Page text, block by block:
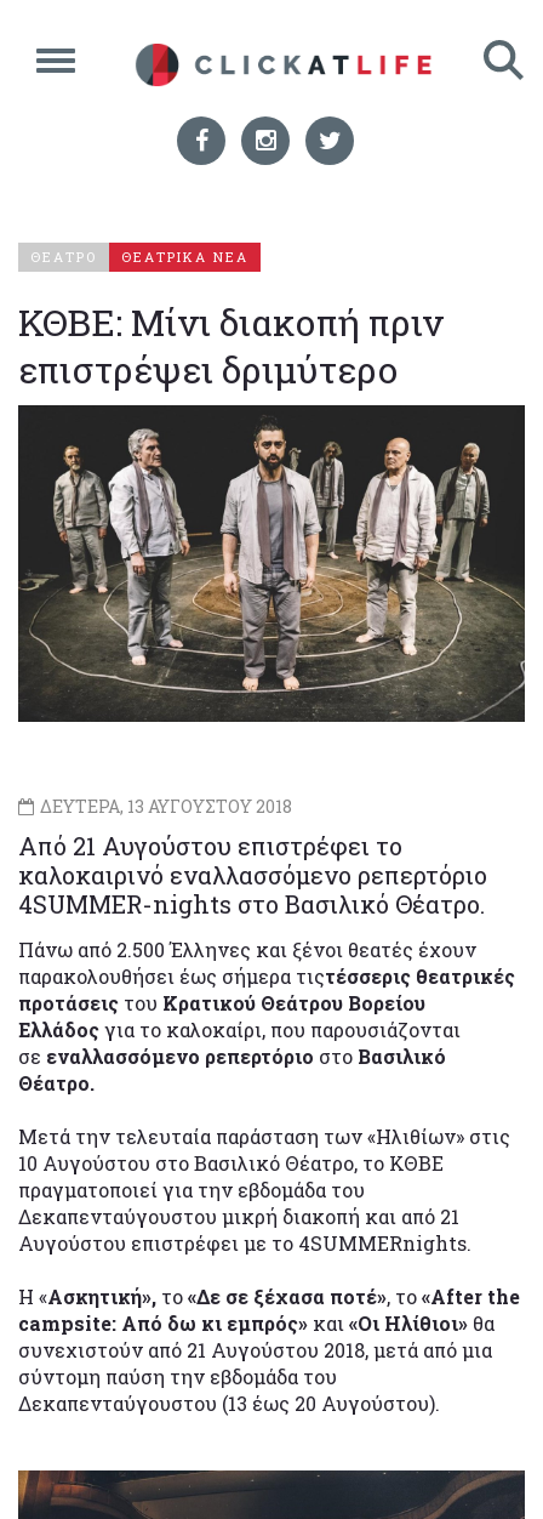
ΘΕΑΤΡΟ ΘΕΑΤΡΙΚΑ ΝΕΑ
ΚΘΒΕ: Μίνι διακοπή πριν
επιστρέψει δριμύτερο
ΔΕΥΤΕΡΑ, 13 ΑΥΓΟΥΣΤΟΥ 2018
Από 21 Αυγούστου επιστρέφει το
καλοκαιρινό εναλλασσόμενο ρεπερτόριο
4SUMMER-nights στο Βασιλικό Θέατρο.
Πάνω από 2.500 Έλληνες και ξένοι θεατές έχουν
παρακολουθήσει έως σήμερα τιςτέσσερις θεατρικές
προτάσεις του Κρατικού Θεάτρου Βορείου
Ελλάδοςγια το καλοκαίρι, που παρουσιάζονται
σε εναλλασσόμενο ρεπερτόριο στο Βασιλικό
Θέατρο.
Μετά την τελευταία παράσταση των «Ηλιθίων» στις
10 Αυγούστου στο Βασιλικό Θέατρο, το ΚΘΒΕ
πραγματοποιεί για την εβδομάδα του
Δεκαπενταύγουστου μικρή διακοπή και από 21
Αυγούστου επιστρέφει με το 4SUMMERnights.
H «Ασκητική», το«Δε σε ξέχασα ποτέ», το«Αfter the
campsite: Από δω κι εμπρός» και«Οι Ηλίθιοι» θα
συνεχιστούν από 21 Αυγούστου 2018, μετά από μια
σύντομη παύση την εβδομάδα του
Δεκαπενταύγουστου (13 έως 20 Αυγούστου).